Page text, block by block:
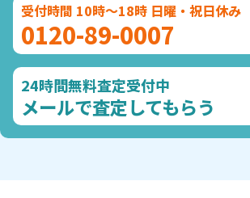
受付時間 10時～18時 日曜・祝日休み
0120-89-0007
24時間無料査定受付中
メールで査定してもらう